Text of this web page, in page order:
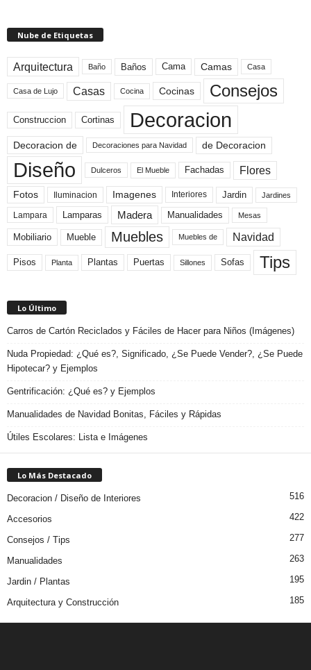
Nube de Etiquetas
Arquitectura Baño Baños Cama Camas Casa
Casa de Lujo Casas Cocina Cocinas Consejos
Construccion Cortinas Decoracion
Decoracion de Decoraciones para Navidad de Decoracion
Diseño Dulceros El Mueble Fachadas Flores
Fotos Iluminacion Imagenes Interiores Jardin Jardines
Lampara Lamparas Madera Manualidades Mesas
Mobiliario Mueble Muebles Muebles de Navidad
Pisos Planta Plantas Puertas Sillones Sofas Tips
Lo Último
Carros de Cartón Reciclados y Fáciles de Hacer para Niños (Imágenes)
Nuda Propiedad: ¿Qué es?, Significado, ¿Se Puede Vender?, ¿Se Puede
Hipotecar? y Ejemplos
Gentrificación: ¿Qué es? y Ejemplos
Manualidades de Navidad Bonitas, Fáciles y Rápidas
Útiles Escolares: Lista e Imágenes
Lo Más Destacado
Decoracion / Diseño de Interiores 516
Accesorios 422
Consejos / Tips 277
Manualidades 263
Jardin / Plantas 195
Arquitectura y Construcción 185